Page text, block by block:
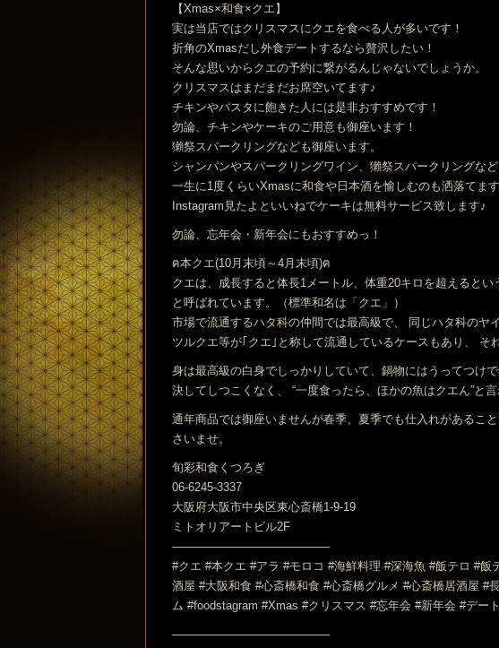
【Xmas×和食×クエ】
実は当店ではクリスマスにクエを食べる人が多いです！
折角のXmasだし外食デートするなら贅沢したい！
そんな思いからクエの予約に繋がるんじゃないでしょうか。
クリスマスはまだまだお席空いてます♪
チキンやパスタに飽きた人には是非おすすめです！
勿論、チキンやケーキのご用意も御座います！
獺祭スパークリングなども御座います。
シャンパンやスパークリングワイン、獺祭スパークリングなど
一生に1度くらいXmasに和食や日本酒を愉しむのも洒落てます
Instagram見たよといいねでケーキは無料サービス致します♪
勿論、忘年会・新年会にもおすすめっ！
ฅ本クエ(10月末頃～4月末頃)ฅ
クエは、成長すると体長1メートル、体重20キロを超えると
と呼ばれています。（標準和名は「クエ」）
市場で流通するハタ科の仲間では最高級で、 同じハタ科のヤ
ツルクエ等が｢クエ｣と称して流通しているケースもあり、 そ
身は最高級の白身でしっかりしていて、鍋物にはうってつけ
決してしつこくなく、 “一度食ったら、ほかの魚はクエん”と
通年商品では御座いませんが春季、夏季でも仕入れがあるこ
さいませ。
旬彩和食くつろぎ
06-6245-3337
大阪府大阪市中央区東心斎橋1-9-19
ミトオリアートビル2F
—————————————–
#クエ #本クエ #アラ #モロコ #海鮮料理 #深海魚 #飯テロ #
酒屋 #大阪和食 #心斎橋和食 #心斎橋グルメ #心斎橋居酒屋 #
ム #foodstagram #Xmas #クリスマス #忘年会 #新年会 #デー
—————————————–